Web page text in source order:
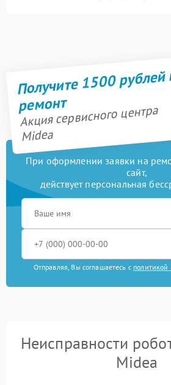
Получите 1500
ремонт
Акция сервисного центра
Midea
При оформлении заявки на
сайт,
действует персональная
Отправляя, Вы соглашаетесь с политикой
Неисправности
Midea